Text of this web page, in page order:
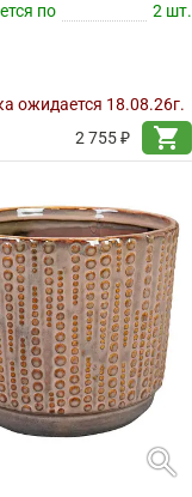
по
2 шт.
ожидается 18.08.26г.
2 755 ₽
shopping_cart
search